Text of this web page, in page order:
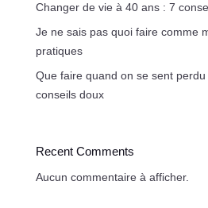
Changer de vie à 40 ans : 7
Je ne sais pas quoi faire comme
pratiques
Que faire quand on se sent
conseils doux
Recent Comments
Aucun commentaire à afficher.